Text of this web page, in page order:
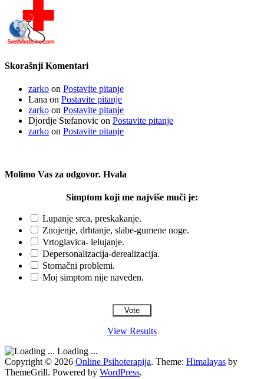
Skorašnji Komentari
zarko on Postavite pitanje
Lana on Postavite pitanje
zarko on Postavite pitanje
Djordje Stefanovic on Postavite pitanje
zarko on Postavite pitanje
Molimo Vas za odgovor. Hvala
Simptom koji me najviše muči je:
Lupanje srca, preskakanje.
Znojenje, drhtanje, slabe-gumene noge.
Vrtoglavica- lelujanje.
Depersonalizacija-derealizacija.
Stomačni problemi.
Moj simptom nije naveden.
View Results
Loading ...
Copyright © 2026 Online Psihoterapija. Theme: Himalayas by
ThemeGrill. Powered by WordPress.